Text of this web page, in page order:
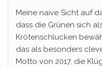
Meine naive Sicht auf
dass die Grünen sich
Krötenschlucken
das als besonders
Motto von 2017, die